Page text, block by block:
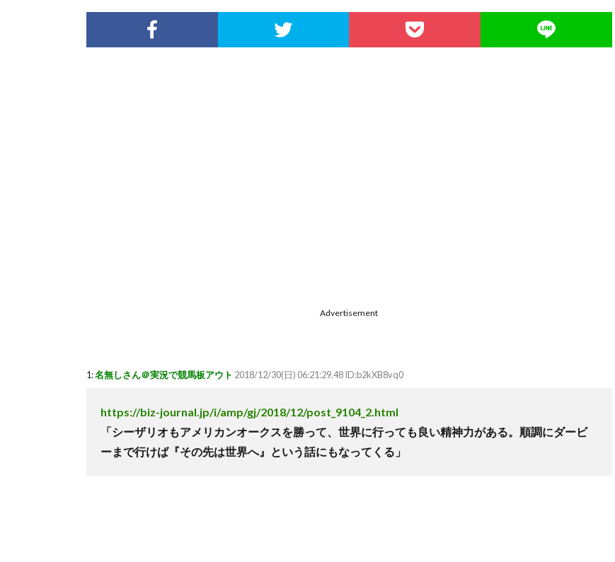
Advertisement
1:名無しさん＠実況で競馬板アウト 2018/12/30(日) 06:21:29.48 ID:b2kXB8vq0
https://biz-journal.jp/i/amp/gj/2018/12/post_9104_2.html
「シーザリオもアメリカンオークスを勝って、世界に行っても良い精神力がある。順調にダービ
ーまで行けば『その先は世界へ』という話にもなってくる」